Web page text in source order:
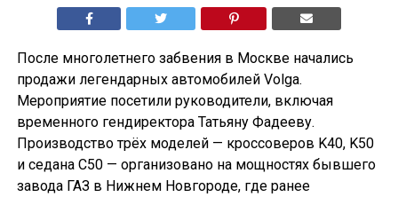
После многолетнего забвения в Москве начались
продажи легендарных автомобилей Volga.
Мероприятие посетили руководители, включая
временного гендиректора Татьяну Фадееву.
Производство трёх моделей — кроссоверов K40, K50
и седана С50 — организовано на мощностях бывшего
завода ГАЗ в Нижнем Новгороде, где ранее